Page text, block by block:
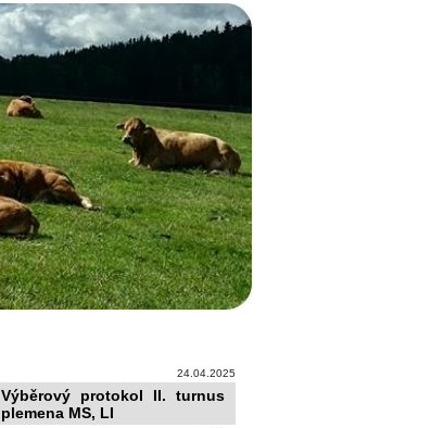
24.04.2025
Výběrový protokol II. turnus
plemena MS, LI